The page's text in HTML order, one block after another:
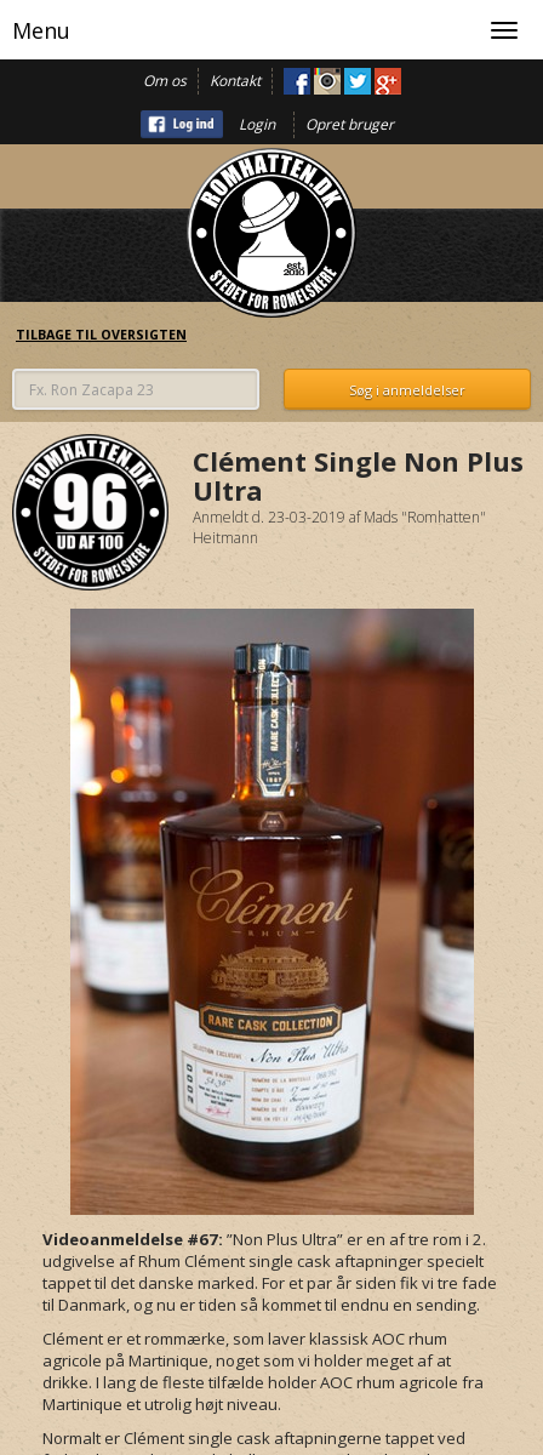
Om os Kontakt
Login Opret bruger
Menu
TILBAGE TIL OVERSIGTEN
Clément Single Non Plus
Ultra
Anmeldt d. 23-03-2019 afMads "Romhatten"
Heitmann
Videoanmeldelse #67: ”Non Plus Ultra” er en af tre rom i 2.
udgivelse af Rhum Clément single cask aftapninger specielt
tappet til det danske marked. For et par år siden fik vi tre fade
til Danmark, og nu er tiden så kommet til endnu en sending.
Clément er et rommærke, som laver klassisk AOC rhum
agricole på Martinique, noget som vi holder meget af at
drikke. I lang de fleste tilfælde holder AOC rhum agricole fra
Martinique et utrolig højt niveau.
Normalt er Clément single cask aftapningerne tappet ved